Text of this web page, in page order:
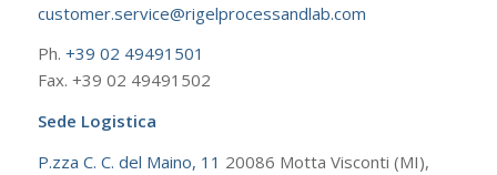
customer.service@rigelprocessandlab.com
Ph. +39 02 49491501
Fax. +39 02 49491502
Sede Logistica
P.zza C. C. del Maino, 11 20086 Motta Visconti (MI),